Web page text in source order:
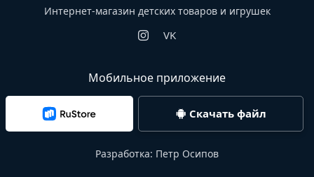
Интернет-магазин детских товаров и игрушек
VK
Мобильное приложение
Скачать файл
Разработка: Петр Осипов